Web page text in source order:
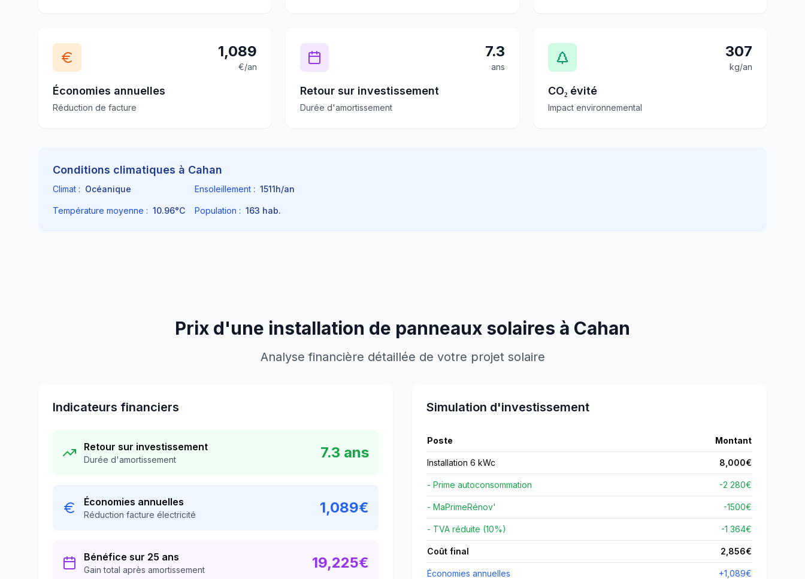
1,089
€/an
Économies annuelles
Réduction de facture
7.3
ans
Retour sur investissement
Durée d'amortissement
307
kg/an
CO₂ évité
Impact environnemental
Conditions climatiques à Cahan
Climat : Océanique Ensoleillement : 1511h/an
Température moyenne : 10.96°C Population : 163 hab.
Prix d'une installation de panneaux solaires à Cahan
Analyse financière détaillée de votre projet solaire
Indicateurs financiers
Retour sur investissement
Durée d'amortissement 7.3 ans
Économies annuelles
Réduction facture électricité 1,089€
Bénéfice sur 25 ans
Gain total après amortissement 19,225€
Simulation d'investissement
Poste Montant
Installation 6 kWc 8,000€
- Prime autoconsommation -2 280€
- MaPrimeRénov' -1500€
- TVA réduite (10%) -1 364€
Coût final 2,856€
Économies annuelles +1,089€